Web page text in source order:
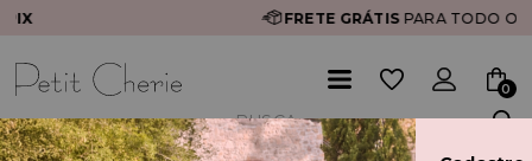
FRETE GRÁTISPARA TODO O BRASIL
0